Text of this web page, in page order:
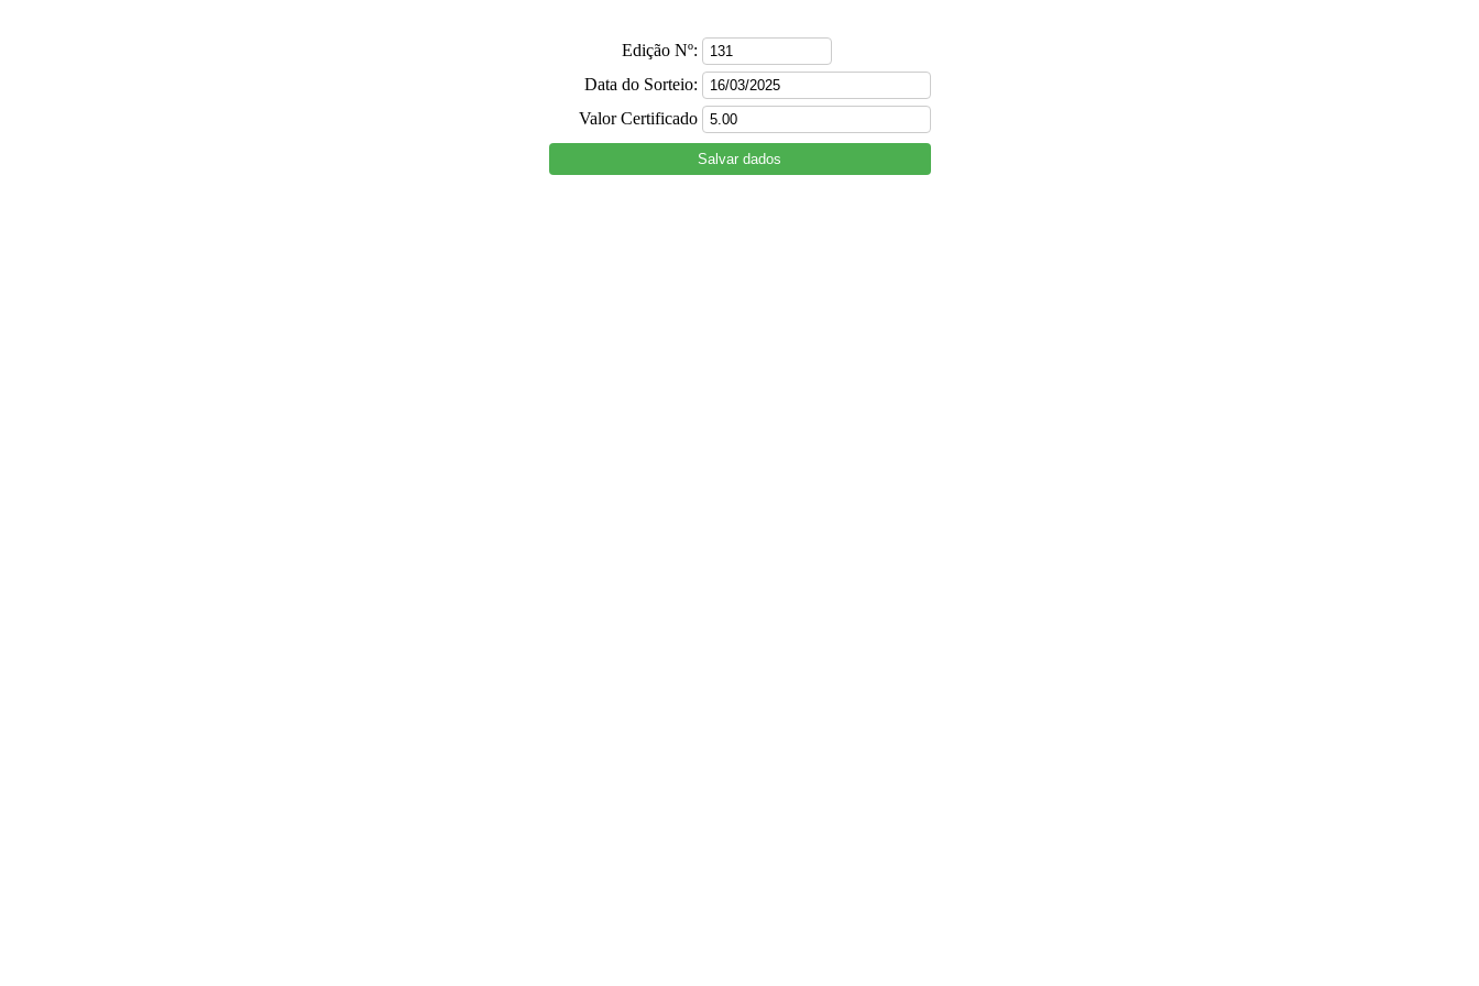
Edição Nº:
Data do Sorteio:
Valor Certificado